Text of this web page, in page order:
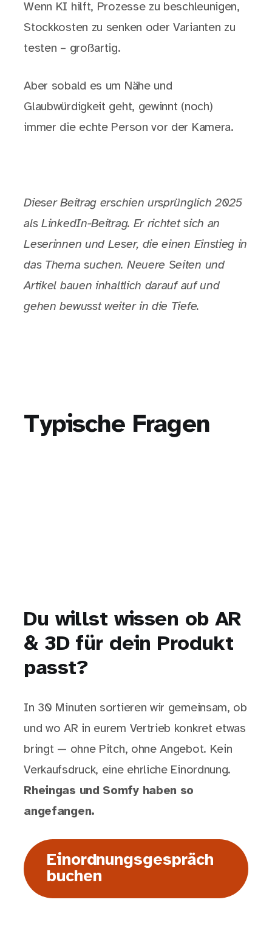
Wenn KI hilft, Prozesse zu beschleunigen,
Stockkosten zu senken oder Varianten zu
testen – großartig.
Aber sobald es um Nähe und
Glaubwürdigkeit geht, gewinnt (noch)
immer die echte Person vor der Kamera.
Dieser Beitrag erschien ursprünglich 2025
als LinkedIn-Beitrag. Er richtet sich an
Leserinnen und Leser, die einen Einstieg in
das Thema suchen. Neuere Seiten und
Artikel bauen inhaltlich darauf auf und
gehen bewusst weiter in die Tiefe.
Typische Fragen
Du willst wissen ob AR
& 3D für dein Produkt
passt?
In 30 Minuten sortieren wir gemeinsam, ob
und wo AR in eurem Vertrieb konkret etwas
bringt — ohne Pitch, ohne Angebot. Kein
Verkaufsdruck, eine ehrliche Einordnung.
Rheingas und Somfy haben so
angefangen.
Einordnungsgespräch
buchen